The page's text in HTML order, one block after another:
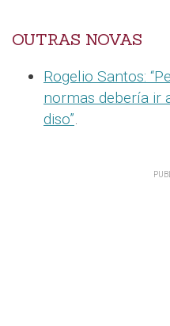
OUTRAS NOVAS
Rogelio Santos:
normas debería ir
diso”.